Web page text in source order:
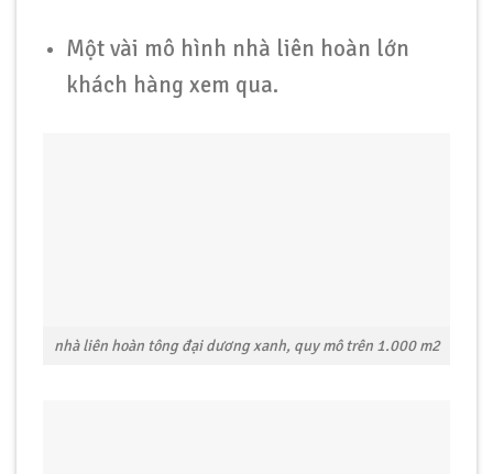
Một vài mô hình nhà liên hoàn lớn
khách hàng xem qua.
nhà liên hoàn tông đại dương xanh, quy mô trên 1.000 m2